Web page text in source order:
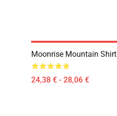
Moonrise Mountain Shirt
24,38 € - 28,06 €